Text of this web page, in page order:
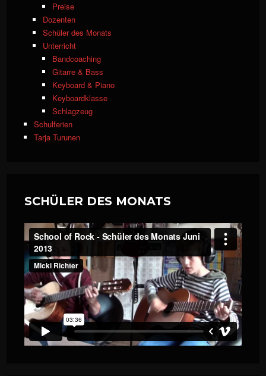
Preise
Dozenten
Schüler des Monats
Unterricht
Bandcoaching
Gitarre & Bass
Keyboard & Piano
Keyboardklasse
Schlagzeug
Schulferien
Tarja Turunen
SCHÜLER DES MONATS
School of Rock - Schüler des Monats Juni 2013fromMicki
Richteron Vimeo.